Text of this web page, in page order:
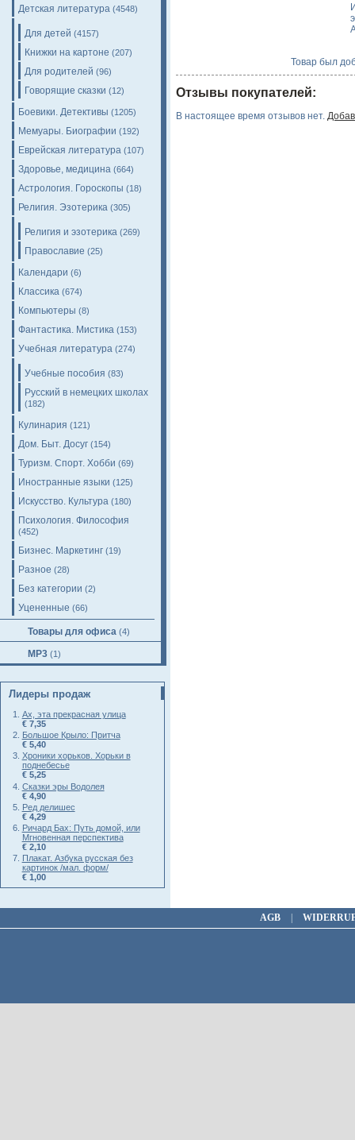
Детская литература (4548)
Для детей (4157)
Книжки на картоне (207)
Для родителей (96)
Говорящие сказки (12)
Боевики. Детективы (1205)
Мемуары. Биографии (192)
Еврейская литература (107)
Здоровье, медицина (664)
Астрология. Гороскопы (18)
Религия. Эзотерика (305)
Религия и эзотерика (269)
Православие (25)
Календари (6)
Классика (674)
Компьютеры (8)
Фантастика. Мистика (153)
Учебная литература (274)
Учебные пособия (83)
Русский в немецких школах
(182)
Кулинария (121)
Дом. Быт. Досуг (154)
Туризм. Спорт. Хобби (69)
Иностранные языки (125)
Искусство. Культура (180)
Психология. Философия
(452)
Бизнес. Маркетинг (19)
Разное (28)
Без категории (2)
Уцененные (66)
Товары для офиса (4)
MP3 (1)
Лидеры продаж
Ах, эта прекрасная улица
€ 7,35
Большое Крыло: Притча
€ 5,40
Хроники хорьков. Хорьки в
поднебесье
€ 5,25
Сказки эры Водолея
€ 4,90
Ред делишес
€ 4,29
Ричард Бах: Путь домой, или
Мгновенная перспектива
€ 2,10
Плакат. Азбука русская без
картинок /мал. форм/
€ 1,00
Товар был
Отзывы покупателей:
В настоящее время отзывов нет.
AGB